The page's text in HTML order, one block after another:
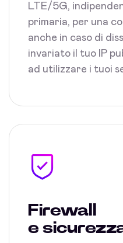
LTE/5G,
primaria, per una
anche in caso di
invariato il tuo IP
ad utilizzare i tuoi
Firewall
e